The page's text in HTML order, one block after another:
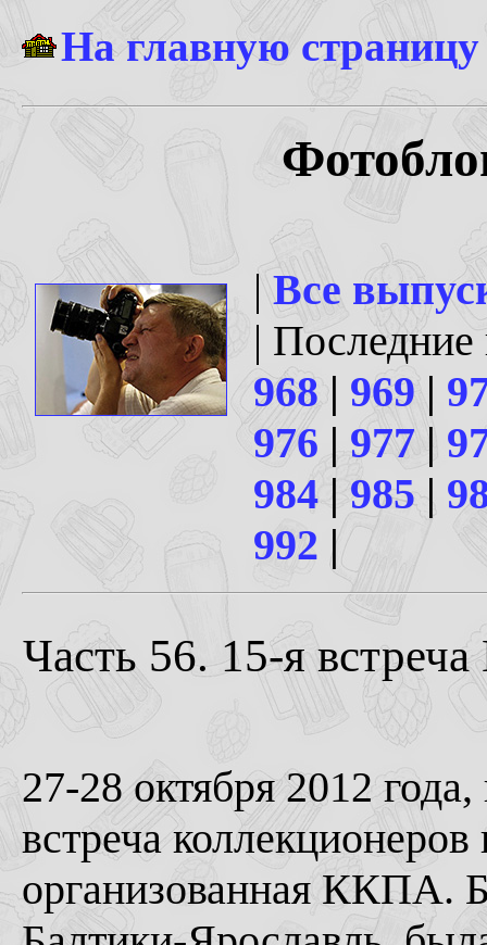
На главную
|Все
|
968| 969|
976 | 977 |
984 | 985|
992 |
Часть 56. 15-я
27-28 октября 2012
встреча
организованная ККПА.